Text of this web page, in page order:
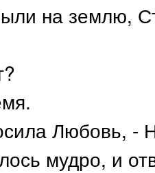
на землю,
Любовь, -
мудро, и